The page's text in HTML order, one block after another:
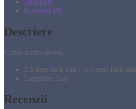
Recenzii (0)
Descriere
Cablu audio stereo.
3.5 mm Jack tata – 6.3 mm Jack tata
Lungime: 2 m
Recenzii